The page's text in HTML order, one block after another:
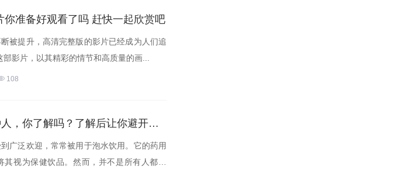
你准备好观看了吗 赶快一起欣赏吧
被提升，高清完整版的影片已经成为人们追
影片，以其精彩的情节和高质量的画...
108
不宜喝金银花水的这三种人，你了解吗？了解后让你避开误区！
广泛欢迎，常常被用于泡水饮用。它的药用
视为保健饮品。然而，并不是所有人都适